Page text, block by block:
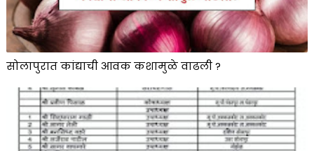
सोलापुरात कांद्याची आवक कशामुळे वाढली ?